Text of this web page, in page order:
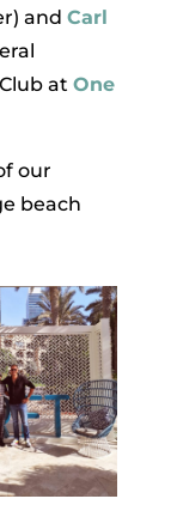
and Carl
at One
our
beach